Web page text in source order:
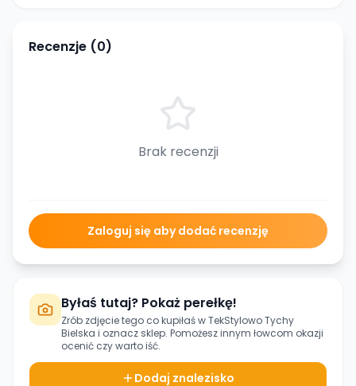
Recenzje (0)
Brak recenzji
Zaloguj się aby dodać recenzję
Byłaś tutaj? Pokaż perełkę!
Zrób zdjęcie tego co kupiłaś wTekStylowo Tychy
Bielska i oznacz sklep. Pomożesz innym łowcom okazji
ocenić czy warto iść.
Dodaj znalezisko